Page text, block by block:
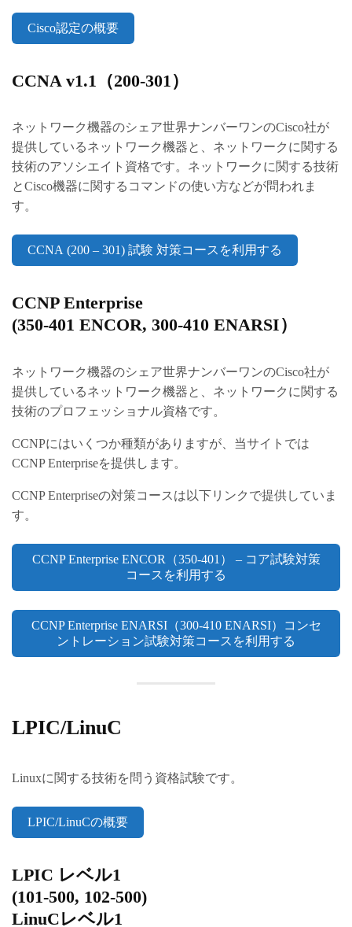
Cisco認定の概要
CCNA v1.1（200-301）
ネットワーク機器のシェア世界ナンバーワンのCisco社が
提供しているネットワーク機器と、ネットワークに関する
技術のアソシエイト資格です。ネットワークに関する技術
とCisco機器に関するコマンドの使い方などが問われま
す。
CCNA (200 – 301) 試験 対策コースを利用する
CCNP Enterprise
(350-401 ENCOR, 300-410 ENARSI）
ネットワーク機器のシェア世界ナンバーワンのCisco社が
提供しているネットワーク機器と、ネットワークに関する
技術のプロフェッショナル資格です。
CCNPにはいくつか種類がありますが、当サイトでは
CCNP Enterpriseを提供します。
CCNP Enterpriseの対策コースは以下リンクで提供していま
す。
CCNP Enterprise ENCOR（350-401） – コア試験対策
コースを利用する
CCNP Enterprise ENARSI（300-410 ENARSI）コンセ
ントレーション試験対策コースを利用する
LPIC/LinuC
Linuxに関する技術を問う資格試験です。
LPIC/LinuCの概要
LPIC レベル1
(101-500, 102-500)
LinuCレベル1